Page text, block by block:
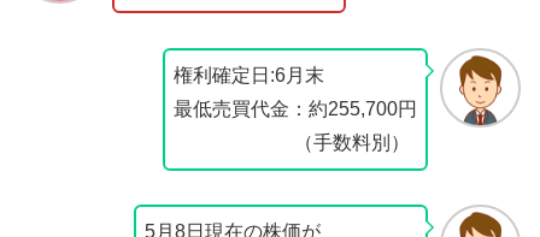
権利確定日:6月末
最低売買代金：約255,700円
（手数料別）
5月8日現在の株価が